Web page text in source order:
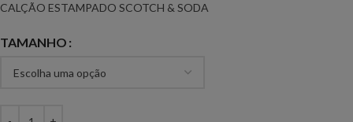
CALÇÃO ESTAMPADO SCOTCH & SODA
TAMANHO